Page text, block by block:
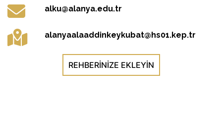
alku@alanya.edu.tr
alanyaalaaddinkeykubat@hs01.kep.tr
REHBERINIZE EKLEYIN